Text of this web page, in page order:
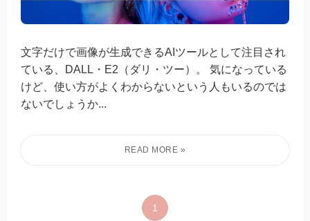
文字だけで画像が生成できるAIツールとして注目され
ている、DALL・E2（ダリ・ツー）。 気になっている
けど、使い方がよくわからないという人もいるのでは
ないでしょうか...
1